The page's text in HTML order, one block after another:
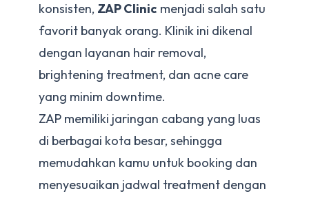
konsisten, ZAP Clinic menjadi salah satu
favorit banyak orang. Klinik ini dikenal
dengan layanan hair removal,
brightening treatment, dan acne care
yang minim downtime.
ZAP memiliki jaringan cabang yang luas
di berbagai kota besar, sehingga
memudahkan kamu untuk booking dan
menyesuaikan jadwal treatment dengan